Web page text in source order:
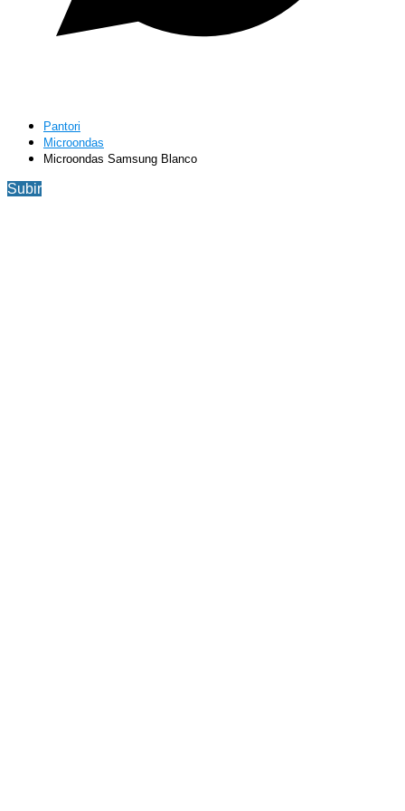
Pantori
Microondas
Microondas Samsung Blanco
Subir